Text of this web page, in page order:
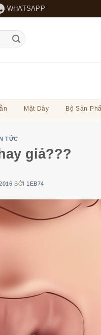
WHATSAPP
Mặt Dây Bộ Sản
TỨC
giả???
BỞI 1EB74